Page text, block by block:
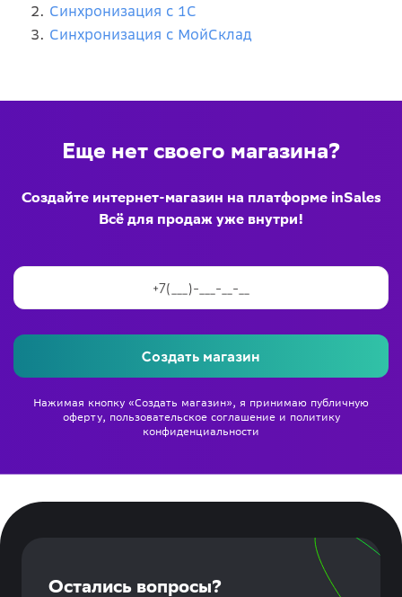
Синхронизация с 1С
Синхронизация с МойСклад
Еще нет своего магазина?
Создайте интернет-магазин на платформе inSales
Всё для продаж уже внутри!
Создать магазин
Нажимая кнопку «Создать магазин», я принимаю публичную
оферту, пользовательское соглашениеи политику
конфиденциальности
Остались вопросы?